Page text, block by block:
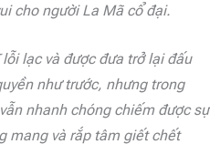
cho người La Mã cổ đại.
lạc và được đưa trở lại đấu
như trước, nhưng trong
nhanh chóng chiếm được sự
mang và rắp tâm giết chết